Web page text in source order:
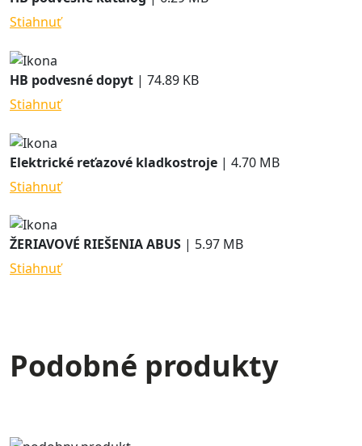
Stiahnuť
HB podvesné dopyt | 74.89 KB
Stiahnuť
Elektrické reťazové kladkostroje | 4.70 MB
Stiahnuť
ŽERIAVOVÉ RIEŠENIA ABUS | 5.97 MB
Stiahnuť
Podobné produkty